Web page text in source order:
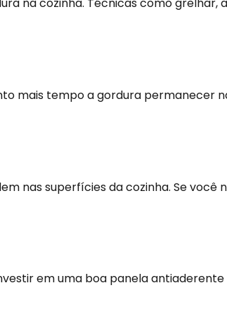
na cozinha. Técnicas como grelhar,
mais tempo a gordura permanecer
nas superfícies da cozinha. Se você
em uma boa panela